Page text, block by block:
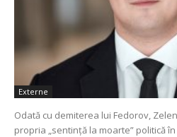
Externe
Odată cu demiterea lui Fedorov,
propria „sentință la moarte” politică